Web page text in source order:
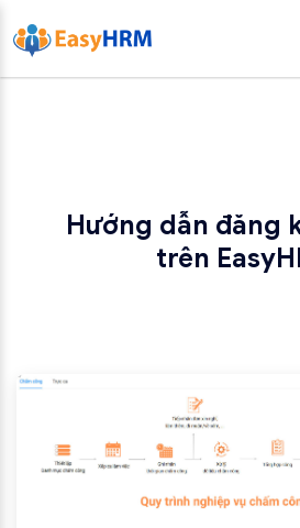
Hướng dẫn đăng
trên